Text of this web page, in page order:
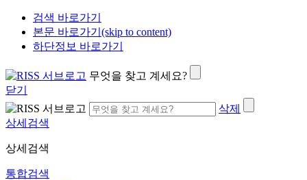
검색 바로가기
본문 바로가기(skip to content)
하단정보 바로가기
무엇을 찾고 계세요?
닫기
삭제
상세검색
상세검색
통합검색